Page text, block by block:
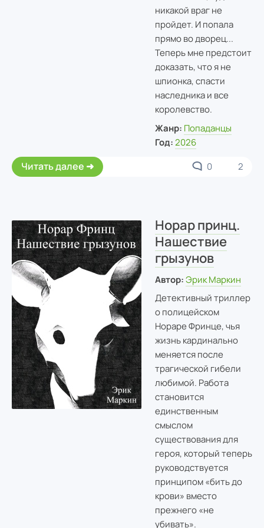
никакой враг не
пройдет. И попала
прямо во дворец...
Теперь мне предстоит
доказать, что я не
шпионка, спасти
наследника и все
королевство.
Жанр: Попаданцы
Год: 2026
Читать далее 0 2
Норар принц.
Нашествие
грызунов
Автор: Эрик Маркин
Детективный триллер
о полицейском
Нораре Фринце, чья
жизнь кардинально
меняется после
трагической гибели
любимой. Работа
становится
единственным
смыслом
существования для
героя, который теперь
руководствуется
принципом «бить до
крови» вместо
прежнего «не
убивать».